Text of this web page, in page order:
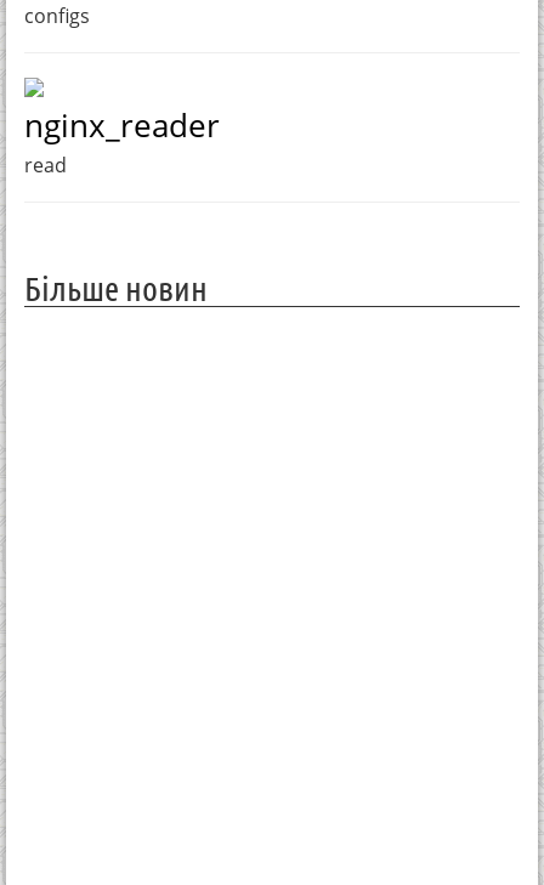
configs
nginx_reader
read
Більше новин